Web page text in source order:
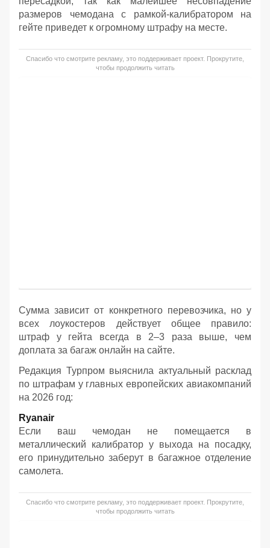
размеров чемодана с рамкой-калибратором на
гейте приведет к огромному штрафу на месте.
Спасибо что смотрите рекламу, это поддерживает проект. Прокрутите,
чтобы продолжить читать
Сумма зависит от конкретного перевозчика, но у
всех лоукостеров действует общее правило:
штраф у гейта всегда в 2–3 раза выше, чем
доплата за багаж онлайн на сайте.
Редакция Турпром выяснила актуальный расклад
по штрафам у главных европейских авиакомпаний
на 2026 год:
Ryanair
Если ваш чемодан не помещается в
металлический калибратор у выхода на посадку,
его принудительно заберут в багажное отделение
самолета.
Спасибо что смотрите рекламу, это поддерживает проект. Прокрутите,
чтобы продолжить читать